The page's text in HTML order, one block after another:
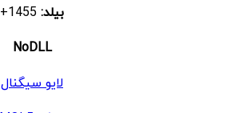
بیلد:
NoDLL
لایو سیگنال